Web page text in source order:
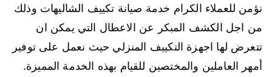
نؤمن للعملاء الكرام خدمة صيانة تكييف الشاليهات وذلك
من اجل الكشف المبكر عن الاعطال التي يمكن ان
تتعرض لها اجهزة التكييف المنزلي حيث نعمل على توفير
أمهر العاملين والمختصين للقيام بهذه الخدمة المميزة.